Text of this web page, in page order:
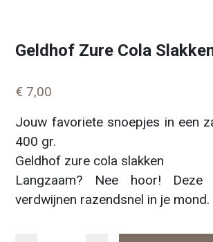
Geldhof Zure Cola
€ 7,00
Jouw favoriete snoepjes in een
400 gr.
Geldhof zure cola slakken
Langzaam? Nee hoor! Deze
verdwijnen razendsnel in je mond.